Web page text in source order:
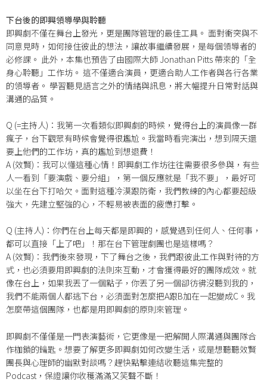
下台後的即興領導學與聆聽
即興劇不僅在舞台上發光，更是團隊管理的最佳工具 。 面對衝突與不
同意見時，如何接住彼此的想法，讓故事繼續發展，是每個領導者的
必修課 。 此外，本集也預告了由國際大師 Jonathan Pitts 帶來的「全
身心聆聽」工作坊 。 這不僅適合演員，更適合助人工作者與各行各業
的領導者 。 學習聽見語言之外的情緒與訊息，將大幅提升日常對話與
溝通的品質 。
Q (=主持人)：我第一次看類似即興劇的時候，覺得台上的演員像一群
瘋子，台下觀眾有時候會覺得很尷尬 。我當時看完演出，想到隔天還
要上他們的工作坊，真的尷尬到想退費 ！
A (效賢)：我可以懂這種心情 ！即興劇工作坊往往需要很多參與，有些
人一看到「要演戲、要分組」，第一個反應就是「我不要」，最好可
以坐在台下打哈欠 。面對這種冷漠跟防衛，我們教練的內心都要超級
強大，先建立堅強的心，不輕易被表面的疲憊打擊 。
Q (主持人)：你們在台上每天都是即興的，感覺遇到任何人、任何事，
都可以直接「上了吧」！那在台下管理劇團也是這樣嗎？
A (效賢)：我們後來發現，下了舞台之後，我們跟彼此工作與對待的方
式，也必須要用即興劇的法則來互動，才會獲得最好的團隊成效 。就
像在台上，如果我丟了一個點子，你丟了另一個卻彷彿沒聽到我的，
我們不能兩個人都逃下台，必須面對怎麼把A跟B加在一起變成C 。我
怎麼帶這個團隊，也都是用即興劇的原則來管理 。
即興劇不僅僅是一門表演藝術，它更像是一把解開人際溝通與團隊合
作枷鎖的鑰匙 。想要了解更多即興劇如何改變生活，或是想聽聽效賢
團長與心理師的幽默對談嗎？趕快點擊連結收聽這集完整的
Podcast，保證讓你收穫滿滿又笑聲不斷！